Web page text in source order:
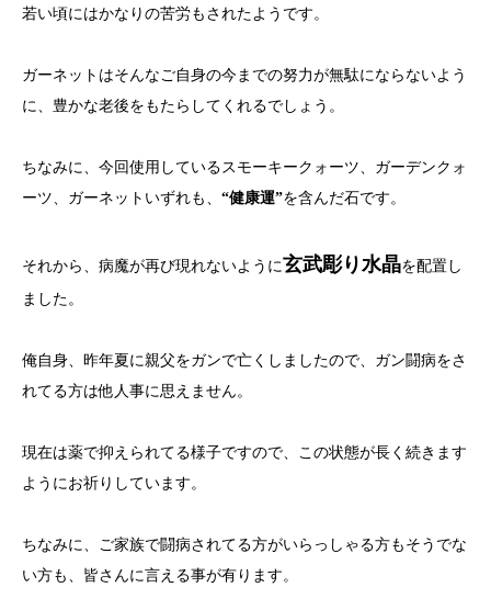
若い頃にはかなりの苦労もされたようです。
ガーネットはそんなご自身の今までの努力が無駄にならないよう
に、豊かな老後をもたらしてくれるでしょう。
ちなみに、今回使用しているスモーキークォーツ、ガーデンクォ
ーツ、ガーネットいずれも、 “健康運”を含んだ石です。
それから、病魔が再び現れないように玄武彫り水晶を配置し
ました。
俺自身、昨年夏に親父をガンで亡くしましたので、ガン闘病をさ
れてる方は他人事に思えません。
現在は薬で抑えられてる様子ですので、この状態が長く続きます
ようにお祈りしています。
ちなみに、ご家族で闘病されてる方がいらっしゃる方もそうでな
い方も、皆さんに言える事が有ります。